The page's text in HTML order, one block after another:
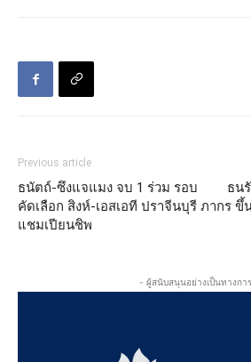
Previous article
ธนัตถ์-ซึงแจแมง จบ 1 ร่วม รอบ
คัดเลือก สิงห์-เอสเอที ปราจีนบุรี
แชมเปียนชิพ
ธน
ภากร ขึ้
- ผู้สนับสนุนอย่างเป็นทางกา